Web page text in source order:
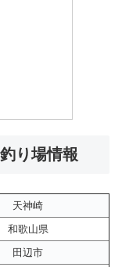
り場情報
天神崎
和歌山県
田辺市